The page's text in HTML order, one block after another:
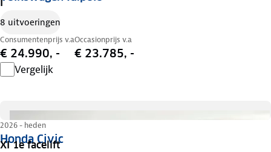
I
8 uitvoeringen
Consumentenprijs v.a
€ 24.990, -
Occasionprijs v.a
€ 23.785, -
Vergelijk
Honda Civic
2026 - heden
XI 1e facelift